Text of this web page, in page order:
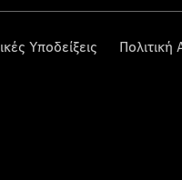
Υποδείξεις